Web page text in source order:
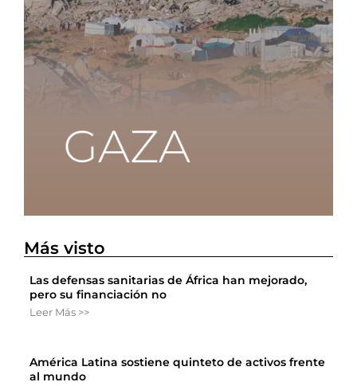
Más visto
Las defensas sanitarias de África han mejorado,
pero su financiación no
Leer Más >>
América Latina sostiene quinteto de activos frente
al mundo